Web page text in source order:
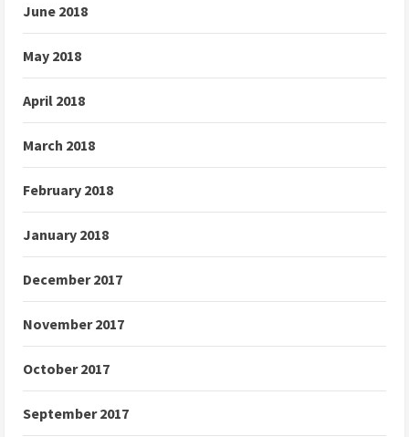
June 2018
May 2018
April 2018
March 2018
February 2018
January 2018
December 2017
November 2017
October 2017
September 2017